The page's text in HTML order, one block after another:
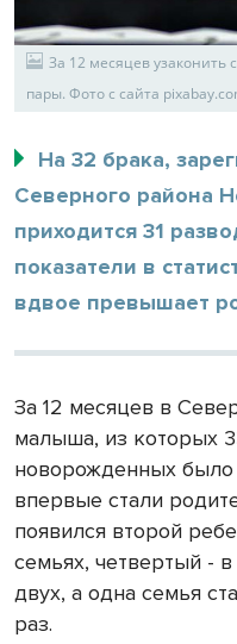
За 12 месяцев
пары. Фото с сайта
На 32 брака,
Северного района
приходится 31
показатели в
вдвое превышает
За 12 месяцев в
малыша, из которых
новорожденных было
впервые стали
появился второй
семьях, четвертый -
двух, а одна семья
раз.